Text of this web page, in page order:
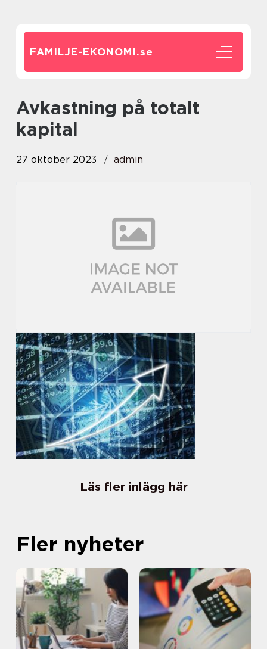
FAMILJE-EKONOMI.se
avkastning på totalt
kapital
27 oktober 2023 admin
Läs fler inlägg här
Fler nyheter